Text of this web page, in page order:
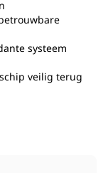
systeem
veilig terug